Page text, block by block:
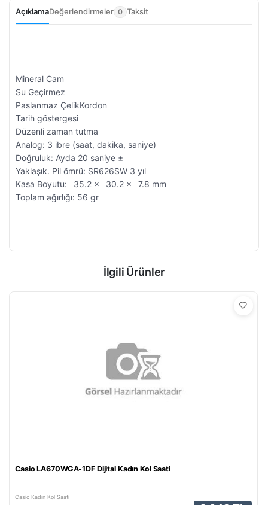
AçıklamaDeğerlendirmeler 0 Taksit
Mineral Cam
Su Geçirmez
Paslanmaz ÇelikKordon
Tarih göstergesi
Düzenli zaman tutma
Analog: 3 ibre (saat, dakika, saniye)
Doğruluk: Ayda 20 saniye ±
Yaklaşık. Pil ömrü: SR626SW 3 yıl
Kasa Boyutu: 35.2 × 30.2 × 7.8 mm
Toplam ağırlığı: 56 gr
İlgili Ürünler
Casio LA670WGA-1DF Dijital Kadın Kol Saati
Casio Kadın Kol Saati